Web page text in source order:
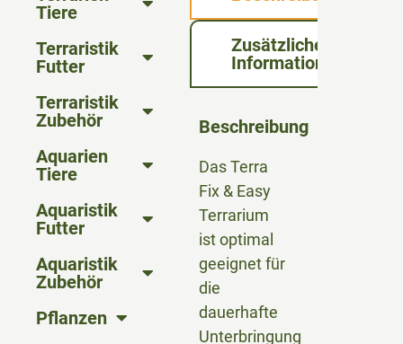
Tiere
Terraristik
Futter
Terraristik
Zubehör
Aquarien
Tiere
Aquaristik
Futter
Aquaristik
Zubehör
Pflanzen
Zusätzliche
Informationen
Beschreibung
Das Terra
Fix & Easy
Terrarium
ist optimal
geeignet für
die
dauerhafte
Unterbringung